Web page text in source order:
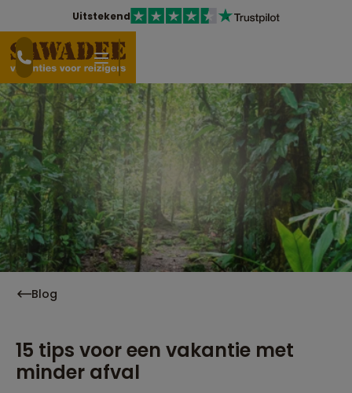
Uitstekend
Blog
15 tips voor een vakantie met
minder afval